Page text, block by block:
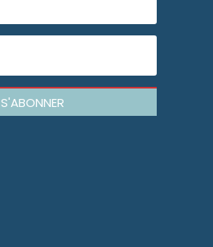
S'ABONNER